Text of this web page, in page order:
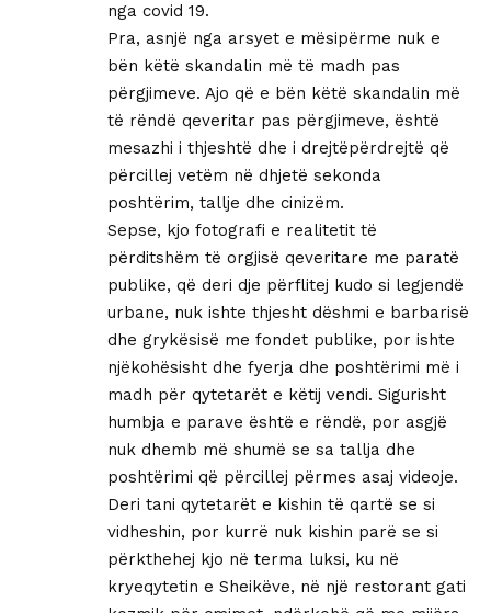
nga covid 19.
Pra, asnjë nga arsyet e mësipërme nuk e
bën këtë skandalin më të madh pas
përgjimeve. Ajo që e bën këtë skandalin më
të rëndë qeveritar pas përgjimeve, është
mesazhi i thjeshtë dhe i drejtëpërdrejtë që
përcillej vetëm në dhjetë sekonda
poshtërim, tallje dhe cinizëm.
Sepse, kjo fotografi e realitetit të
përditshëm të orgjisë qeveritare me paratë
publike, që deri dje përflitej kudo si legjendë
urbane, nuk ishte thjesht dëshmi e barbarisë
dhe grykësisë me fondet publike, por ishte
njëkohësisht dhe fyerja dhe poshtërimi më i
madh për qytetarët e këtij vendi. Sigurisht
humbja e parave është e rëndë, por asgjë
nuk dhemb më shumë se sa tallja dhe
poshtërimi që përcillej përmes asaj videoje.
Deri tani qytetarët e kishin të qartë se si
vidheshin, por kurrë nuk kishin parë se si
përkthehej kjo në terma luksi, ku në
kryeqytetin e Sheikëve, në një restorant gati